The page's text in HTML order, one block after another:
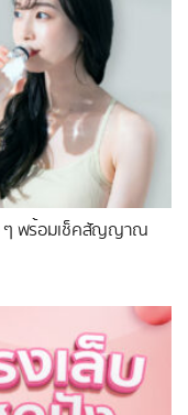
ๆ พร้อมเช็คสัญญาณ